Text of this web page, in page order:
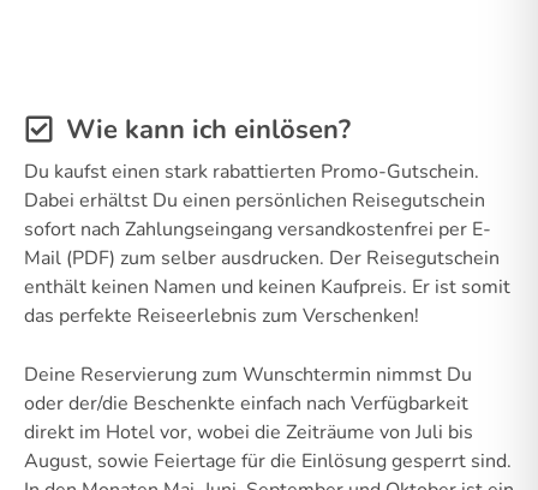
Wie kann ich einlösen?
Du kaufst einen stark rabattierten Promo-Gutschein.
Dabei erhältst Du einen persönlichen Reisegutschein
sofort nach Zahlungseingang versandkostenfrei per E-
Mail (PDF) zum selber ausdrucken. Der Reisegutschein
enthält keinen Namen und keinen Kaufpreis. Er ist somit
das perfekte Reiseerlebnis zum Verschenken!
Deine Reservierung zum Wunschtermin nimmst Du
oder der/die Beschenkte einfach nach Verfügbarkeit
direkt im Hotel vor, wobei die Zeiträume von Juli bis
August, sowie Feiertage für die Einlösung gesperrt sind.